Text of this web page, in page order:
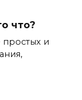
что?
простых и